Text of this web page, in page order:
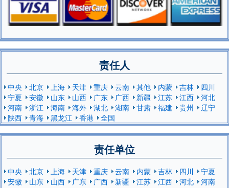
责任人
中央 北京 上海 天津 重庆 云南 其他 内蒙 吉林
四川
宁夏
安徽 山东 山西 广东 广西 新疆 江苏 江西
河北
河南
浙江 海南 海外 湖北 湖南 甘肃 福建 贵州
辽宁
陕西
青海 黑龙江 香港 全国
责任单位
中央 北京 上海 天津 重庆 云南 内蒙 吉林 四川
宁夏
安徽
山东 山西 广东 广西 新疆 江苏 江西 河北
河南